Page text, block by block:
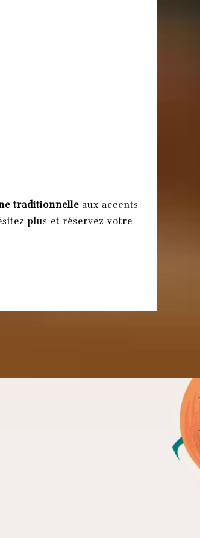
traditionnelle aux accents
plus et réservez votre